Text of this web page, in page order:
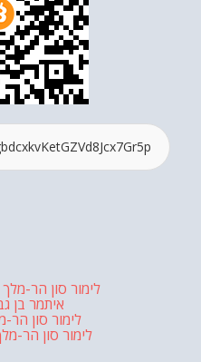
לימור סון הר-
איתמר בן
לימור סון
לימור סון הר-